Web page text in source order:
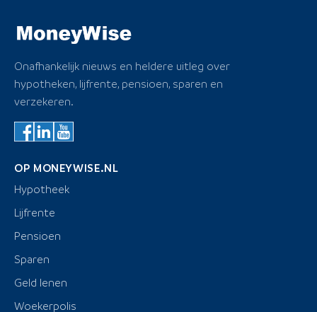
Onafhankelijk nieuws en heldere uitleg over
hypotheken, lijfrente, pensioen, sparen en
verzekeren.
OP MONEYWISE.NL
Hypotheek
Lijfrente
Pensioen
Sparen
Geld lenen
Woekerpolis